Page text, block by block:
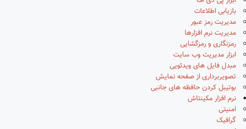
بازیابی اطلاعات
مدیریت رمز عبور
مدیریت نرم افزارها
رمزنگاری و رمزگشایی
ابزار مدیریت وب سایت
مبدل فایل های ویدئویی
تصویربرداری از صفحه نمایش
بوتیبل کردن حافظه های جانبی
نرم افزار مکینتاش
امنیتی
گرافیک